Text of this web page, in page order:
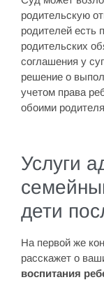
родительскую
родителей есть
родительских
соглашения у
решение о
учетом права
обоими
Услуги
дети
На первой же
расскажет о
воспитания